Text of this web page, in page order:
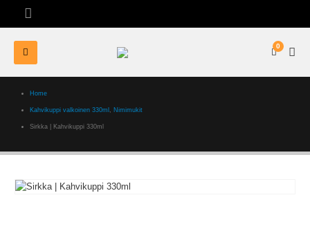
0
Home
Kahvikuppi valkoinen 330ml , Nimimukit
Sirkka | Kahvikuppi 330ml